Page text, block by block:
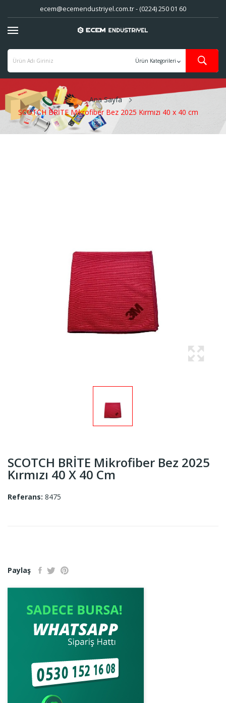
ecem@ecemendustriyel.com.tr - (0224) 250 01 60
Ana Sayfa
SCOTCH BRİTE Mikrofiber Bez 2025 Kırmızı 40 x 40 cm
SCOTCH BRİTE Mikrofiber Bez 2025
Kırmızı 40 X 40 Cm
Referans: 8475
Paylaş